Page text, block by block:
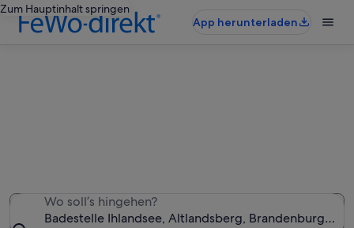
Zum Hauptinhalt springen
App herunterladen
Wo soll’s hingehen?
Badestelle Ihlandsee, Altlandsberg, Brandenburg